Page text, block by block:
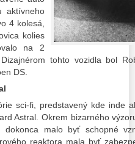
aktívneho
4 kolesá,
kolies
na 2
tohto vozidla bol
DS.
sci-fi, predstavený kde inde
Astral. Okrem bizarného
dokonca malo byť schopné
reaktora mala byť